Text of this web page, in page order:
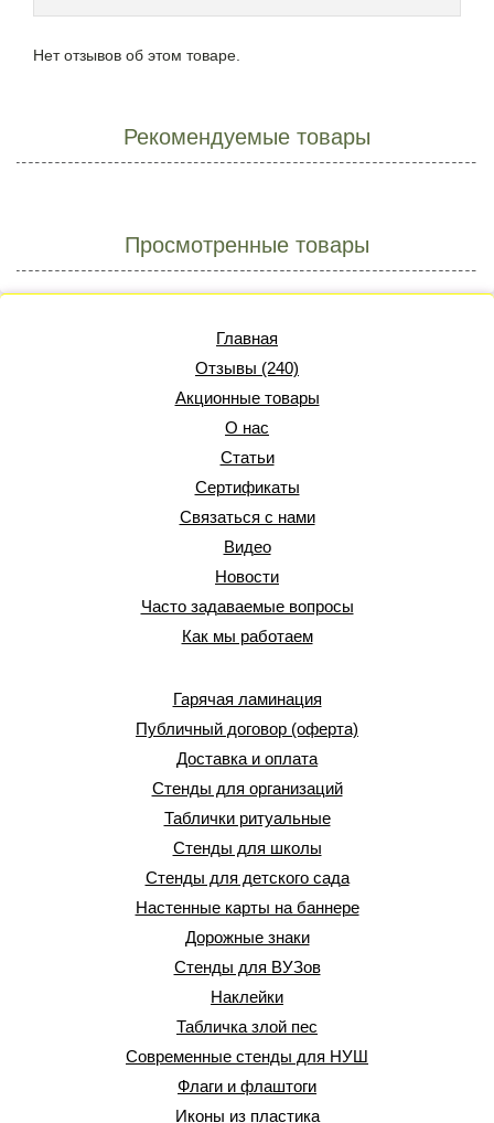
Нет отзывов об этом товаре.
Рекомендуемые товары
Просмотренные товары
Главная
Отзывы (240)
Акционные товары
О нас
Статьи
Сертификаты
Связаться с нами
Видео
Новости
Часто задаваемые вопросы
Как мы работаем
Гарячая ламинация
Публичный договор (оферта)
Доставка и оплата
Стенды для организаций
Таблички ритуальные
Стенды для школы
Стенды для детского сада
Настенные карты на баннере
Дорожные знаки
Стенды для ВУЗов
Наклейки
Табличка злой пес
Современные стенды для НУШ
Флаги и флаштоги
Иконы из пластика